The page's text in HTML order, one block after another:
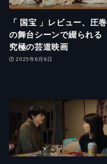
「 国宝 」レビュー、圧巻
の舞台シーンで綴られる
究極の芸道映画
2025年6月9日